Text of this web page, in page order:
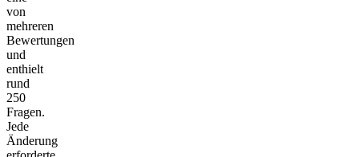
von
mehreren
Bewertungen
und
enthielt
rund
250
Fragen.
Jede
Änderung